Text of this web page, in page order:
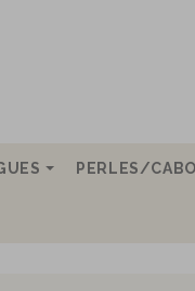
PERLES/